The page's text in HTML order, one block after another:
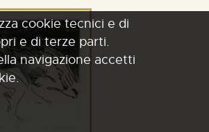
cookie tecnici e di
e di terze parti.
navigazione accetti